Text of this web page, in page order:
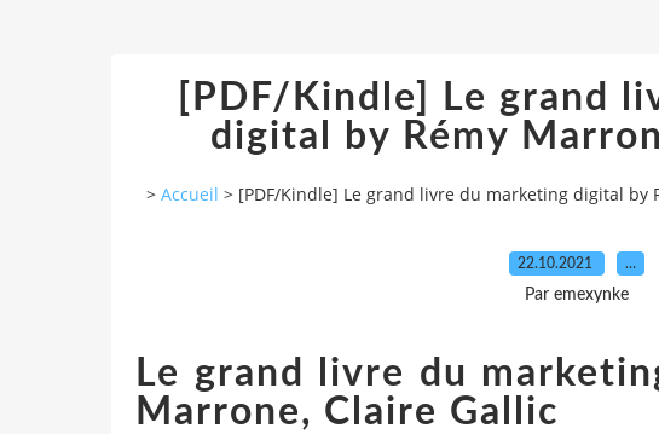
[PDF/Kindle] Le grand
digital by Rémy
> Accueil > [PDF/Kindle] Le grand livre du marketing digital by
22.10.2021 …
Par emexynke
Le grand livre du
Marrone, Claire Gallic